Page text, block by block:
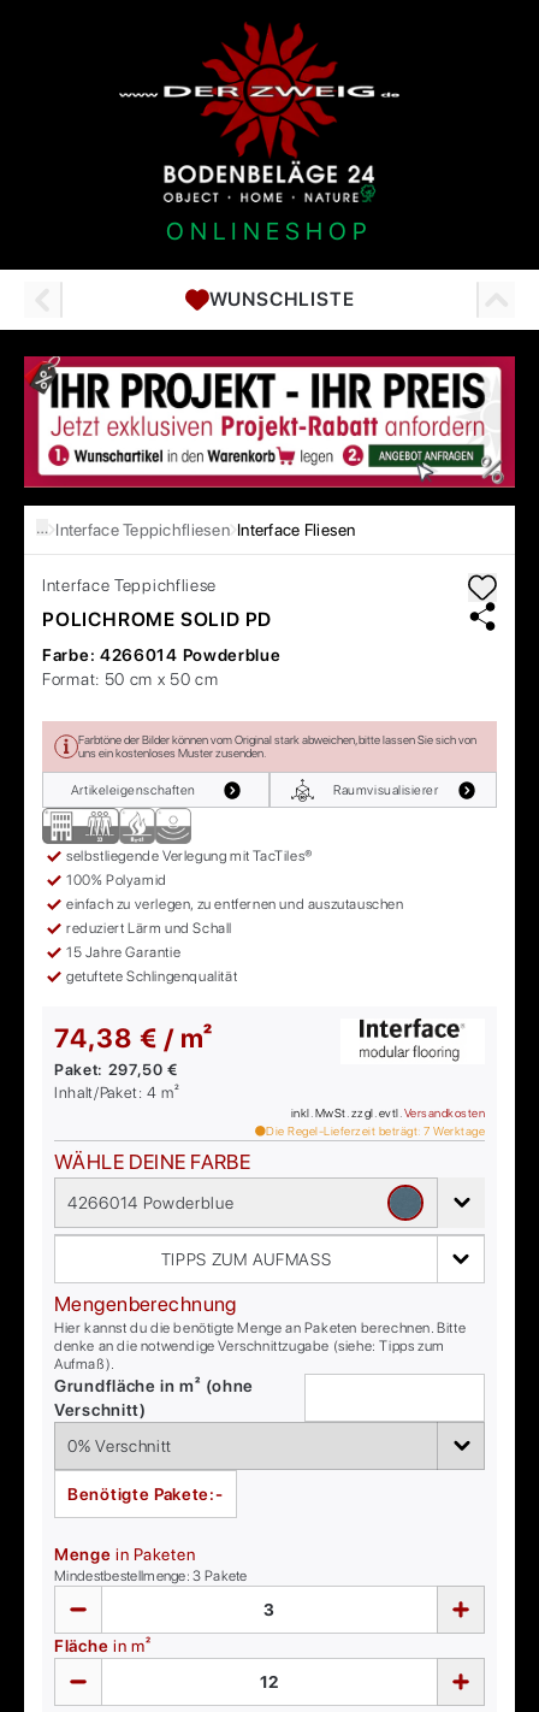
ONLINESHOP
WUNSCHLISTE
… Interface Teppichfliesen Interface Fliesen
Interface Teppichfliese
POLICHROME SOLID PD
Farbe: 4266014 Powderblue
Format: 50 cm x 50 cm
Farbtöne der Bilder können vom Original stark abweichen, bitte lassen Sie sich von
uns ein kostenloses Muster zusenden.
Artikeleigenschaften Raumvisualisierer
selbstliegende Verlegung mit TacTiles®
100% Polyamid
einfach zu verlegen, zu entfernen und auszutauschen
reduziert Lärm und Schall
15 Jahre Garantie
getuftete Schlingenqualität
74,38 € / m²
Paket: 297,50 €
Inhalt/Paket:4 m²
inkl. MwSt. zzgl. evtl. Versandkosten
Die Regel-Lieferzeit beträgt: 7 Werktage
WÄHLE DEINE FARBE
4266014 Powderblue
TIPPS ZUM AUFMASS
Mengenberechnung
Hier kannst du die benötigte Menge an Paketen berechnen. Bitte
denke an die notwendige Verschnittzugabe (siehe: Tipps zum
Aufmaß).
Grundfläche in m² (ohne
Verschnitt)
Benötigte Pakete:-
Menge in Paketen
Mindestbestellmenge:3 Pakete
Fläche in m²